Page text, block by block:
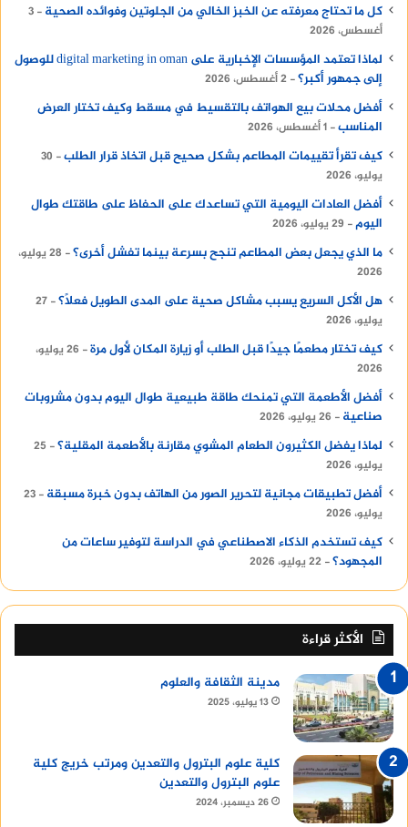
كل ما تحتاج معرفته عن الخبز الخالي من الجلوتين وفوائده الصحية
3
أغسطس، 2026
لماذا تعتمد المؤسسات الإخبارية على digital marketing in oman للوصول
إلى جمهور أكبر؟ 2 أغسطس، 2026
أفضل محلات بيع الهواتف بالتقسيط في مسقط وكيف تختار العرض
المناسب 1 أغسطس، 2026
كيف تقرأ تقييمات المطاعم بشكل صحيح قبل اتخاذ قرار الطلب
30
يوليو، 2026
أفضل العادات اليومية التي تساعدك على الحفاظ على طاقتك طوال
اليوم
29 يوليو، 2026
ما الذي يجعل بعض المطاعم تنجح بسرعة بينما تفشل أخرى؟
28 يوليو،
2026
هل الأكل السريع يسبب مشاكل صحية على المدى الطويل فعلًا؟ 27
يوليو، 2026
كيف تختار مطعمًا جيدًا قبل الطلب أو زيارة المكان لأول مرة
26 يوليو،
2026
أفضل الأطعمة التي تمنحك طاقة طبيعية طوال اليوم بدون مشروبات
صناعية
26 يوليو، 2026
لماذا يفضل الكثيرون الطعام المشوي مقارنة بالأطعمة المقلية؟
25
يوليو، 2026
أفضل تطبيقات مجانية لتحرير الصور من الهاتف بدون خبرة مسبقة
23
يوليو، 2026
كيف تستخدم الذكاء الاصطناعي في الدراسة لتوفير ساعات من
المجهود؟ 22 يوليو، 2026
الأكثر قراءة
مدينة الثقافة والعلوم
13 يوليو، 2025
كلية علوم البترول والتعدين ومرتب خريج كلية
علوم البترول والتعدين
26 ديسمبر، 2024